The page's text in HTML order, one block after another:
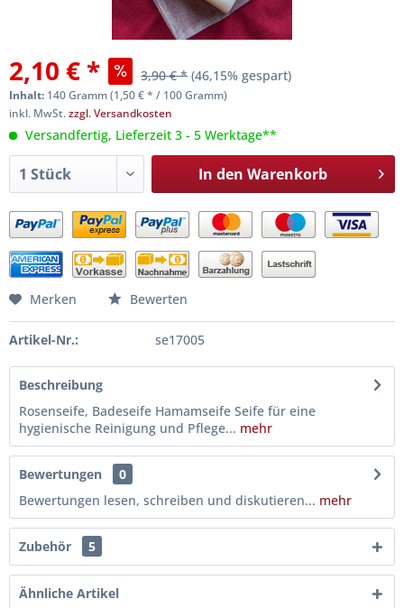
2,10 € * 3,90 € * (46,15% gespart)
Inhalt: 140 Gramm (1,50 € * / 100 Gramm)
inkl. MwSt.zzgl. Versandkosten
Versandfertig, Lieferzeit 3 - 5 Werktage**
In den Warenkorb
Merken Bewerten
Artikel-Nr.: se17005
Beschreibung
Rosenseife, Badeseife Hamamseife Seife für eine
hygienische Reinigung und Pflege... mehr
Bewertungen
0
Bewertungen lesen, schreiben und diskutieren... mehr
Zubehör 5
Ähnliche Artikel